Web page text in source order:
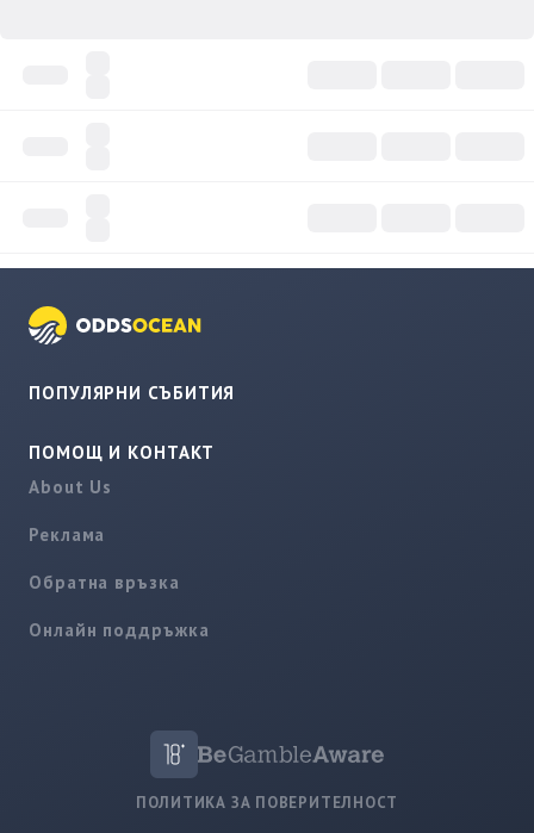
ПОПУЛЯРНИ СЪБИТИЯ
ПОМОЩ И КОНТАКТ
About Us
Реклама
Обратна връзка
Онлайн поддръжка
ПОЛИТИКА ЗА ПОВЕРИТЕЛНОСТ